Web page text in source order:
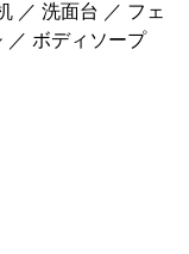
／ 洗面台 ／ フェ
／ ボディソープ